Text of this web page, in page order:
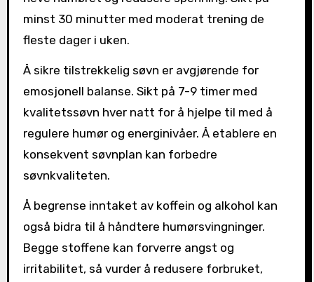
minst 30 minutter med moderat trening de
fleste dager i uken.
Å sikre tilstrekkelig søvn er avgjørende for
emosjonell balanse. Sikt på 7-9 timer med
kvalitetssøvn hver natt for å hjelpe til med å
regulere humør og energinivåer. Å etablere en
konsekvent søvnplan kan forbedre
søvnkvaliteten.
Å begrense inntaket av koffein og alkohol kan
også bidra til å håndtere humørsvingninger.
Begge stoffene kan forverre angst og
irritabilitet, så vurder å redusere forbruket,